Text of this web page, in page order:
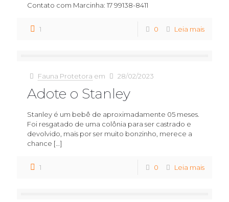
Contato com Marcinha: 17 99138-8411
1 0 Leia mais
Fauna Protetora em 28/02/2023
Adote o Stanley
Stanley é um bebê de aproximadamente 05 meses.
Foi resgatado de uma colônia para ser castrado e
devolvido, mais por ser muito bonzinho, merece a
chance […]
1 0 Leia mais